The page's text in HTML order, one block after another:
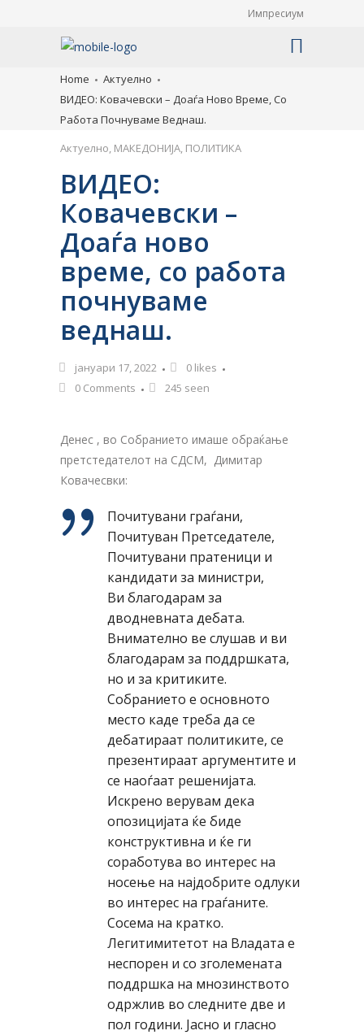
Импресиум
Home
Актуелно
ВИДЕО: Ковачевски – Доаѓа Ново Време, Со
Работа Почнуваме Веднаш.
Актуелно, МАКЕДОНИЈА, ПОЛИТИКА
ВИДЕО:
Ковачевски –
Доаѓа ново
време, со работа
почнуваме
веднаш.
јануари 17, 2022 0 likes
0 Comments
245 seen
Денес , во Собранието имаше обраќање
претстедателот на СДСМ, Димитар
Ковачесвки:
Почитувани граѓани,
Почитуван Претседателе,
Почитувани пратеници и
кандидати за министри,
Ви благодарам за
дводневната дебата.
Внимателно ве слушав и ви
благодарам за поддршката,
но и за критиките.
Собранието е основното
место каде треба да се
дебатираат политиките, се
презентираат аргументите и
се наоѓаат решенијата.
Искрено верувам дека
опозицијата ќе биде
конструктивна и ќе ги
соработува во интерес на
носење на најдобрите одлуки
во интерес на граѓаните.
Сосема на кратко.
Легитимитетот на Владата е
неспорен и со зголемената
поддршка на мнозинството
одржлив во следните две и
пол години. Јасно и гласно